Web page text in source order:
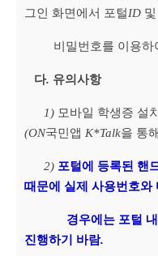
그인 화면에서 포털ID 및
비밀번호를 이용
다. 유의사항
1) 모바일 학생증 설
(ON국민앱 K*Talk을 통
2) 포털에 등록된 핸
때문에 실제 사용번호와
경우에는 포털
진행하기 바람.